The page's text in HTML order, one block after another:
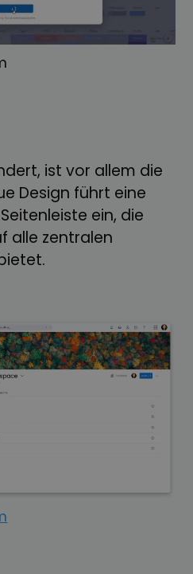
ist vor allem die
Design führt eine
ein, die
alle zentralen